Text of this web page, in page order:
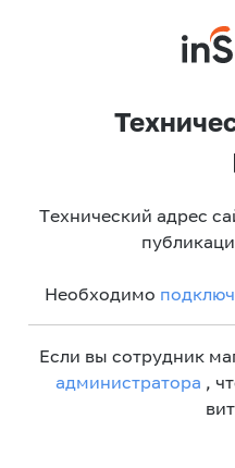
Технический адрес
Необходимо
Если вы сотрудник
администратора ,